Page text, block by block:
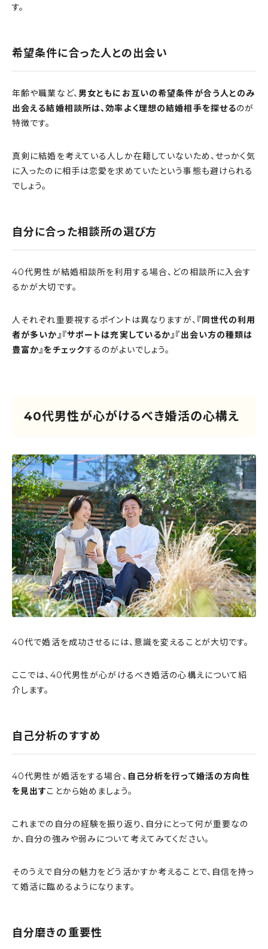
す。
希望条件に合った人との出会い
年齢や職業など、男女ともにお互いの希望条件が合う人とのみ
出会える結婚相談所は、効率よく理想の結婚相手を探せるのが
特徴です。
真剣に結婚を考えている人しか在籍していないため、せっかく気
に入ったのに相手は恋愛を求めていたという事態も避けられる
でしょう。
自分に合った相談所の選び方
40代男性が結婚相談所を利用する場合、どの相談所に入会す
るかが大切です。
人それぞれ重要視するポイントは異なりますが、 『同世代の利用
者が多いか』『サポートは充実しているか』『出会い方の種類は
豊富か』をチェックするのがよいでしょう。
40代男性が心がけるべき婚活の心構え
40代で婚活を成功させるには、意識を変えることが大切です。
ここでは、40代男性が心がけるべき婚活の心構えについて紹
介します。
自己分析のすすめ
40代男性が婚活をする場合、 自己分析を行って婚活の方向性
を見出すことから始めましょう。
これまでの自分の経験を振り返り、自分にとって何が重要なの
か、自分の強みや弱みについて考えてみてください。
そのうえで自分の魅力をどう活かすか考えることで、自信を持っ
て婚活に臨めるようになります。
自分磨きの重要性